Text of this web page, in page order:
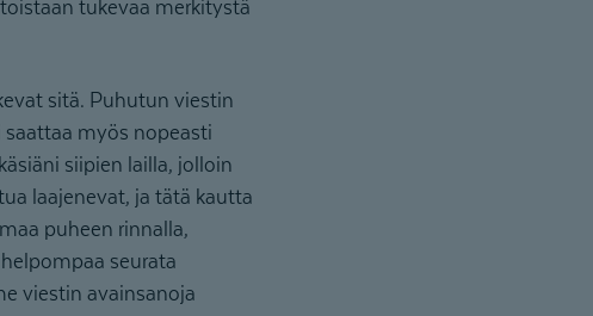
tukevaa merkitystä
sitä. Puhutun viestin
myös nopeasti
siipien lailla, jolloin
laajenevat, ja tätä kautta
puheen rinnalla,
seurata
viestin avainsanoja